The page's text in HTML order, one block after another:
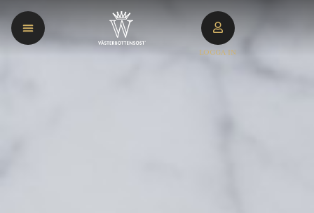
LOGGA IN